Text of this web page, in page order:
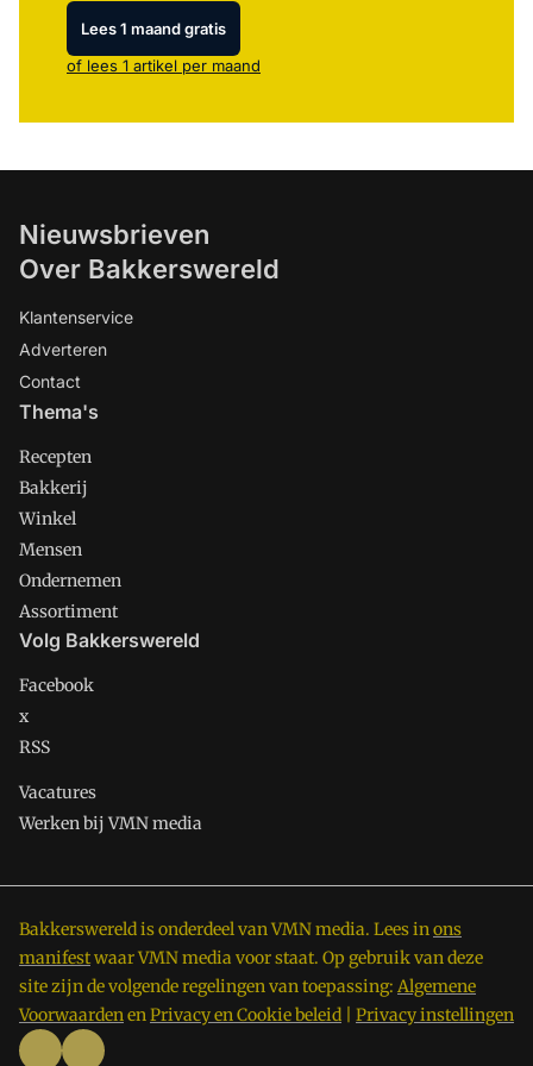
Lees 1 maand gratis
of lees 1 artikel per maand
Nieuwsbrieven
Over Bakkerswereld
Klantenservice
Adverteren
Contact
Thema's
Recepten
Bakkerij
Winkel
Mensen
Ondernemen
Assortiment
Volg Bakkerswereld
Facebook
x
RSS
Vacatures
Werken bij VMN media
Bakkerswereld is onderdeel van VMN media. Lees inons
manifestwaar VMN media voor staat. Op gebruik van deze
site zijn de volgende regelingen van toepassing: Algemene
VoorwaardenenPrivacy en Cookie beleid Privacy instellingen